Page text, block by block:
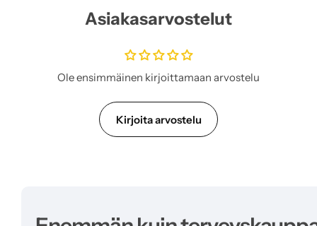
Asiakasarvostelut
Ole ensimmäinen kirjoittamaan arvostelu
Kirjoita arvostelu